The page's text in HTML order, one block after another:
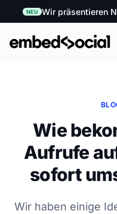
NEU Wir präsentieren
Wie
Aufrufe
sofort
Wir haben einige